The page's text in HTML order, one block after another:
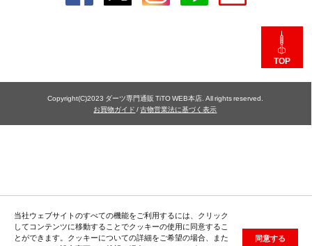
当社ウェブサイトのすべての機能をご利用するには、クリック
してコンテンツに移動することでクッキーの使用に同意するこ
とができます。クッキーについての詳細をご希望の場合、また
同意する
TOP
Copyright(C)2023 ダーツ専門通販 TiTO WEB本店. All rights reserved.
お買物ガイド /古物営業法に基づく表示